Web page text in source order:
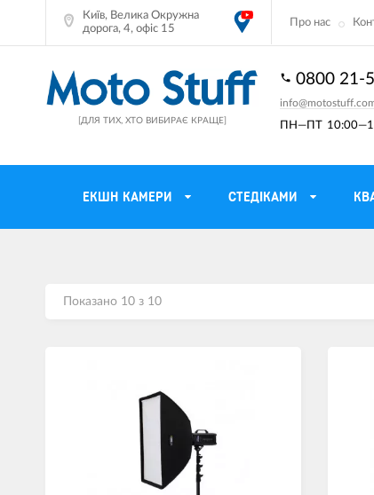
Київ, Велика Окружна
дорога, 4, офіс 15
Про нас
[ДЛЯ ТИХ, ХТО ВИБИРАЄ КРАЩЕ] ПН—ПТ
0800 21-
ЕКШН КАМЕРИ CТЕДІКАМИ
Мото рукавички
Мотоботи
Мотокостюми
Мотодощовики та бахіли
Мотозахист
Кофри
Показано 10 з 10